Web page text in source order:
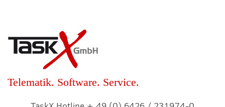
Telematik. Software. Service.